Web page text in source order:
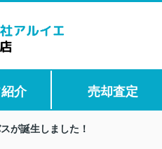
介 売却査定
が誕生しました！